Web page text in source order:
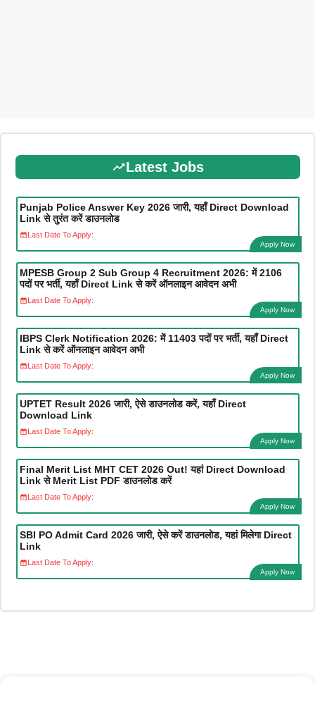
Latest Jobs
Punjab Police Answer Key 2026 जारी, यहाँ Direct Download
Link से तुरंत करें डाउनलोड
Last Date To Apply:
Apply Now
MPESB Group 2 Sub Group 4 Recruitment 2026: में 2106
पदों पर भर्ती, यहाँ Direct Link से करें ऑनलाइन आवेदन अभी
Last Date To Apply:
Apply Now
IBPS Clerk Notification 2026: में 11403 पदों पर भर्ती, यहाँ Direct
Link से करें ऑनलाइन आवेदन अभी
Last Date To Apply:
Apply Now
UPTET Result 2026 जारी, ऐसे डाउनलोड करें, यहाँ Direct
Download Link
Last Date To Apply:
Apply Now
Final Merit List MHT CET 2026 Out! यहां Direct Download
Link से Merit List PDF डाउनलोड करें
Last Date To Apply:
Apply Now
SBI PO Admit Card 2026 जारी, ऐसे करें डाउनलोड, यहां मिलेगा Direct
Link
Last Date To Apply:
Apply Now